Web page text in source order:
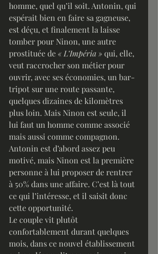
homme, quel qu’il soit. Antonin, qui
espérait bien en faire sa gagneuse,
est déçu, et finalement la laisse
tomber pour Ninon, une autre
prostituée de « L’Impéria » qui, elle,
veut raccrocher son métier pour
ouvrir, avec ses économies, un bar-
tripot sur une route passante,
quelques dizaines de kilomètres
plus loin. Mais Ninon est seule, il
lui faut un homme comme associé
mais aussi comme compagnon.
Antonin est d’abord assez peu
motivé, mais Ninon est la première
personne à lui proposer de rentrer
à 50% dans une affaire. C’est là tout
ce qui l’intéresse, et il saisit donc
cette opportunité.
Le couple vit plutôt
confortablement durant quelques
mois, dans ce nouvel établissement